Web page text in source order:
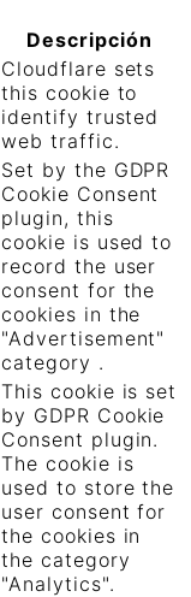
Descripción
Cloudflare sets
this cookie to
identify trusted
web traffic.
Set by the GDPR
Cookie Consent
plugin, this
cookie is used to
record the user
consent for the
cookies in the
"Advertisement"
category .
This cookie is set
by GDPR Cookie
Consent plugin.
The cookie is
used to store the
user consent for
the cookies in
the category
"Analytics".